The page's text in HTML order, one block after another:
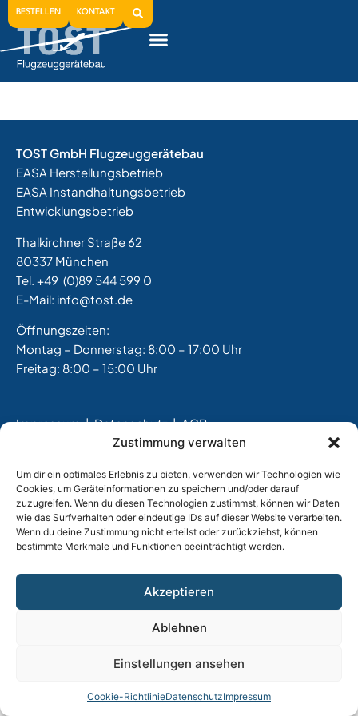
Zustimmung verwalten
Um dir ein optimales Erlebnis zu bieten, verwenden wir Technologien wie
Cookies, um Geräteinformationen zu speichern und/oder darauf
zuzugreifen. Wenn du diesen Technologien zustimmst, können wir Daten
wie das Surfverhalten oder eindeutige IDs auf dieser Website verarbeiten.
Wenn du deine Zustimmung nicht erteilst oder zurückziehst, können
bestimmte Merkmale und Funktionen beeinträchtigt werden.
Akzeptieren
Ablehnen
Einstellungen ansehen
Cookie-RichtlinieDatenschutzImpressum
BESTELLEN KONTAKT
1958
Schultergurt-Verstellvorrichtung für Motorflugzeuge
TOST GmbH Flugzeuggerätebau
EASA Herstellungsbetrieb
EASA Instandhaltungsbetrieb
Entwicklungsbetrieb
Thalkirchner Straße 62
80337 München
Tel. +49 (0)89 544 599 0
E-Mail: info@tost.de
Öffnungszeiten:
Montag – Donnerstag: 8:00 – 17:00 Uhr
Freitag: 8:00 – 15:00 Uhr
Impressum|Datenschutz |AGB